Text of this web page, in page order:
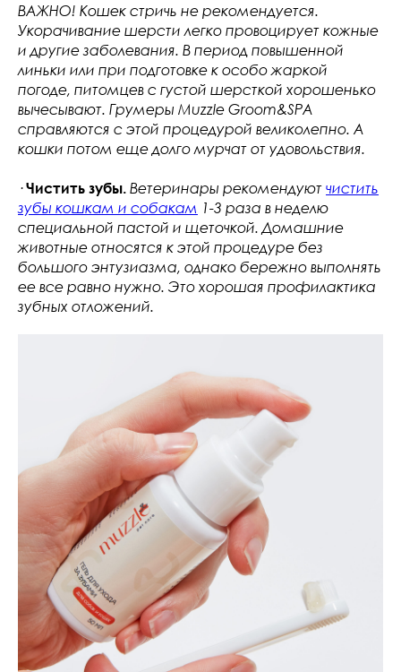
ВАЖНО! Кошек стричь не рекомендуется.
Укорачивание шерсти легко провоцирует кожные
и другие заболевания. В период повышенной
линьки или при подготовке к особо жаркой
погоде, питомцев с густой шерсткой хорошенько
вычесывают. Грумеры Muzzle Groom&SPA
справляются с этой процедурой великолепно. А
кошки потом еще долго мурчат от удовольствия.
·Чистить зубы. Ветеринары рекомендуют чистить
зубы кошкам и собакам 1-3 раза в неделю
специальной пастой и щеточкой. Домашние
животные относятся к этой процедуре без
большого энтузиазма, однако бережно выполнять
ее все равно нужно. Это хорошая профилактика
зубных отложений.